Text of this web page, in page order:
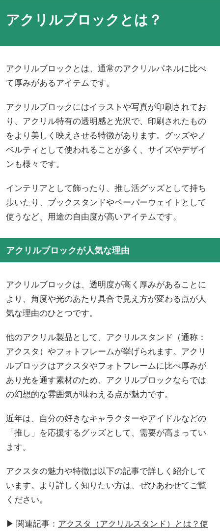
アクリルブロックとは？
アクリルブロックとは、通常のアクリルパネルに比べ
て厚みがあるアイテムです。
アクリルブロックにはイラストや写真が印刷されてお
り、アクリル特有の透明感と光沢で、印刷されたもの
をより美しく映えさせる特徴があります。グッズやノ
ベルティとして使われることが多く、サイズやデザイ
ンも様々です。
インテリアとして飾ったり、推し活グッズとして持ち
歩いたり、ブックスタンドやペーパーウェイトとして
使うなど、用途の自由度が高いアイテムです。
アクリルブロックが人気な理由
アクリルブロックは、透明度が高く厚みがあることに
より、角度や光のあたり具合で見え方が変わる点が人
気な理由のひとつです。
他のアクリル製品として、アクリルスタンド（通称：
アクスタ）やフォトフレームが挙げられます。アクリ
ルブロックはアクスタやフォトフレームに比べ厚みが
あり光を通す素材のため、アクリルブロックならでは
の幻想的な雰囲気が味わえる点が魅力です。
近年は、自分の好きなキャラクターやアイドルなどの
「推し」を応援するグッズとして、需要が高まってい
ます。
アクスタの魅力や特徴は以下の記事で詳しく紹介して
います。より詳しく知りたい方は、ぜひあわせてご覧
ください。
▶︎ 関連記事： アクスタ（アクリルスタンド）とは？使